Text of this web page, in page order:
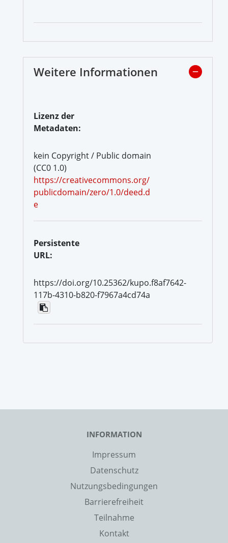
Weitere Informationen
Lizenz der
Metadaten:
kein Copyright / Public domain
(CC0 1.0)
https://creativecommons.org/
publicdomain/zero/1.0/deed.d
e
Persistente
URL:
https://doi.org/10.25362/kupo.f8af7642-
117b-4310-b820-f7967a4cd74a
INFORMATION
Impressum
Datenschutz
Nutzungsbedingungen
Barrierefreiheit
Teilnahme
Kontakt